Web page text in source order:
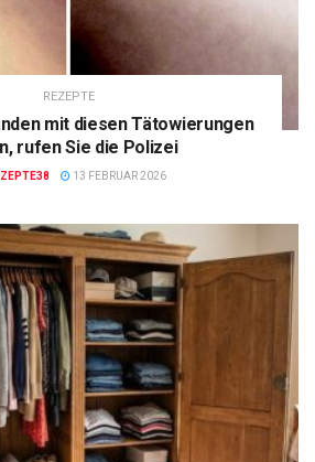
REZEPTE
mit diesen Tätowierungen
rufen Sie die Polizei
13 FEBRUAR 2026